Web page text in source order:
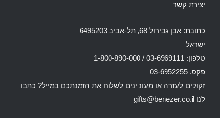
יצירת קשר
כתובת: אבן גבירול 68, תל-אביב 6495203
ישראל
טלפון: 03-6969111 / 1-800-890-000
פקס: 03-6952255
זקוקים לעזרה או מעוניינים לשלוח את הזמנתכם במייל? כתבו
לנו gifts@benezer.co.il